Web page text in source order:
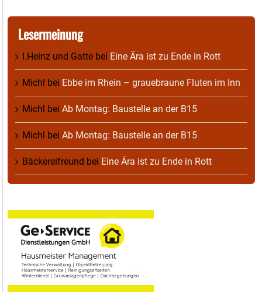
Lesermeinung
I.Heinz und Gatte bei Eine Ära ist zu Ende in Rott
Michl bei Ebbe im Rhein – grauebraune Fluten im Inn
Michl bei Ab Montag: Baustelle an der B15
Michl bei Ab Montag: Baustelle an der B15
Bäckereifreund bei Eine Ära ist zu Ende in Rott